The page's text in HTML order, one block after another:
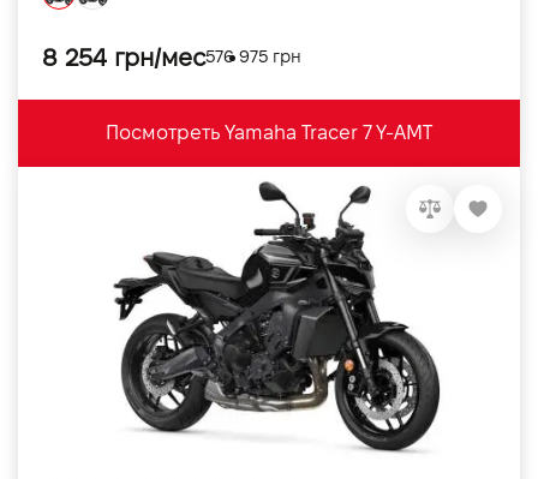
8 254 грн/мес576 975 грн
Посмотреть Yamaha Tracer 7 Y-AMT